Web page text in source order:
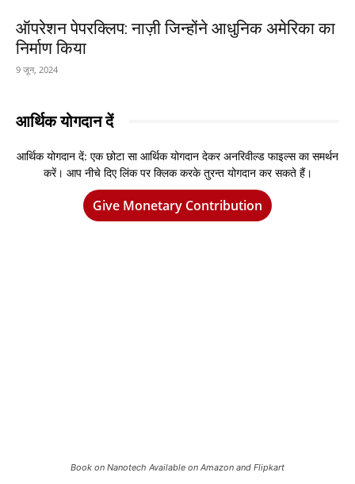
ऑपरेशन पेपरक्लिप: नाज़ी जिन्होंने आधुनिक अमेरिका का
निर्माण किया
9 जून, 2024
आर्थिक योगदान दें
आर्थिक योगदान दें: एक छोटा सा आर्थिक योगदान देकर अनरिवील्ड फाइल्स का समर्थन
करें। आप नीचे दिए लिंक पर क्लिक करके तुरन्त योगदान कर सकते हैं।
Give Monetary Contribution
Book on Nanotech Available on Amazon and Flipkart